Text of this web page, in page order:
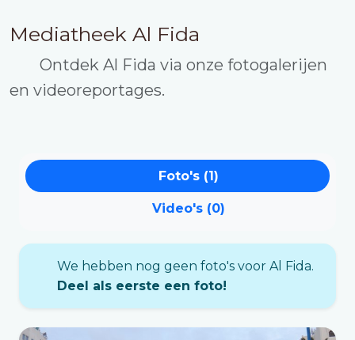
Mediatheek Al Fida
Ontdek Al Fida via onze fotogalerijen
en videoreportages.
Foto's (1)
Video's (0)
We hebben nog geen foto's voor Al Fida.
Deel als eerste een foto!